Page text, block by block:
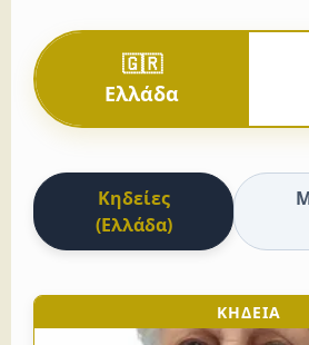
🇬🇷
Ελλάδα
Κηδείες
(Ελλάδα)
ΚΗΔΕΙΑ